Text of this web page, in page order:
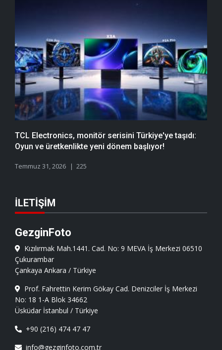
TCL Electronics, monitör serisini Türkiye'ye taşıdı:
Oyun ve üretkenlikte yeni dönem başlıyor!
Temmuz 31, 2026 225
İLETIŞIM
GezginFoto
Kızılırmak Mah.1441. Cad. No: 9 MEVA İş Merkezi 06510
Çukurambar
Çankaya Ankara / Türkiye
Prof. Fahrettin Kerim Gökay Cad. Denizciler İş Merkezi
No: 18 1-A Blok 34662
Üsküdar İstanbul / Türkiye
+90 (216) 474 47 47
info@gezginfoto.com.tr